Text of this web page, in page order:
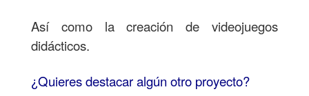
Así como la creación de videojuegos
didácticos.
¿Quieres destacar algún otro proyecto?